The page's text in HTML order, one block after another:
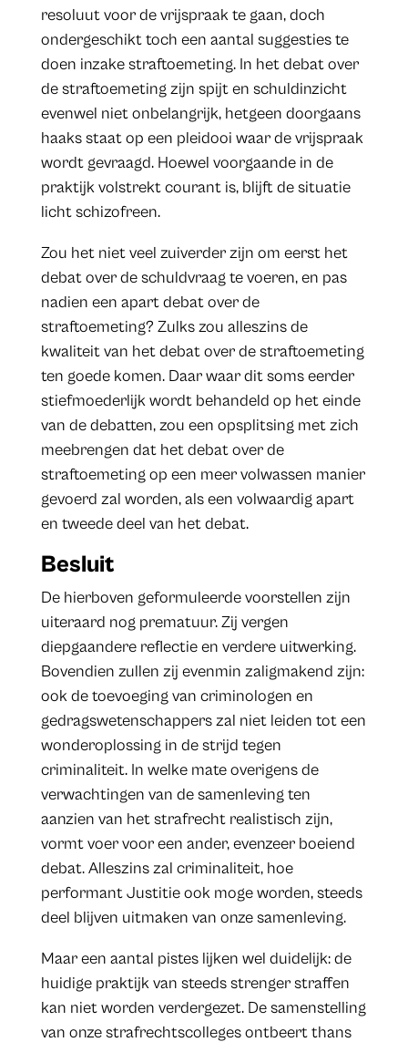
resoluut voor de vrijspraak te gaan, doch
ondergeschikt toch een aantal suggesties te
doen inzake straftoemeting. In het debat over
de straftoemeting zijn spijt en schuldinzicht
evenwel niet onbelangrijk, hetgeen doorgaans
haaks staat op een pleidooi waar de vrijspraak
wordt gevraagd. Hoewel voorgaande in de
praktijk volstrekt courant is, blijft de situatie
licht schizofreen.
Zou het niet veel zuiverder zijn om eerst het
debat over de schuldvraag te voeren, en pas
nadien een apart debat over de
straftoemeting? Zulks zou alleszins de
kwaliteit van het debat over de straftoemeting
ten goede komen. Daar waar dit soms eerder
stiefmoederlijk wordt behandeld op het einde
van de debatten, zou een opsplitsing met zich
meebrengen dat het debat over de
straftoemeting op een meer volwassen manier
gevoerd zal worden, als een volwaardig apart
en tweede deel van het debat.
Besluit
De hierboven geformuleerde voorstellen zijn
uiteraard nog prematuur. Zij vergen
diepgaandere reflectie en verdere uitwerking.
Bovendien zullen zij evenmin zaligmakend zijn:
ook de toevoeging van criminologen en
gedragswetenschappers zal niet leiden tot een
wonderoplossing in de strijd tegen
criminaliteit. In welke mate overigens de
verwachtingen van de samenleving ten
aanzien van het strafrecht realistisch zijn,
vormt voer voor een ander, evenzeer boeiend
debat. Alleszins zal criminaliteit, hoe
performant Justitie ook moge worden, steeds
deel blijven uitmaken van onze samenleving.
Maar een aantal pistes lijken wel duidelijk: de
huidige praktijk van steeds strenger straffen
kan niet worden verdergezet. De samenstelling
van onze strafrechtscolleges ontbeert thans